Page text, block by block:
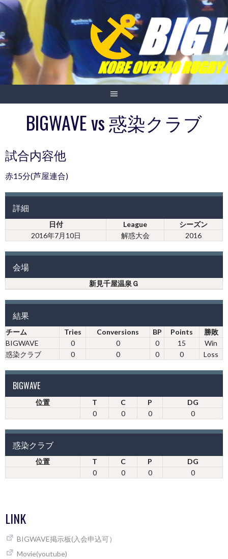
Skip
content
BIGWAVE vs 惑染クラブ
試合内容他
赤15分(芦屋連合)
詳細
日付 League
シーズン
2016年7月10日
解惑大会 2016
会場
新見千屋温泉Ｇ
結果
チーム Tries Conversions BP Points
勝敗
BIGWAVE
0 0 0 15
Win
惑染クラブ
0 0 0 0 Loss
BIGWAVE
位置 T C P
DG
0
0 0 0
惑染クラブ
位置 T C P
DG
0
0 0 0
LINK
BIGWAVE掲示板(入会申込可）
Movie(youtube)